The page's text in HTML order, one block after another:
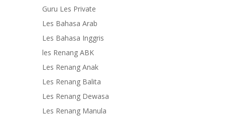
Guru Les Private
Les Bahasa Arab
Les Bahasa Inggris
les Renang ABK
Les Renang Anak
Les Renang Balita
Les Renang Dewasa
Les Renang Manula